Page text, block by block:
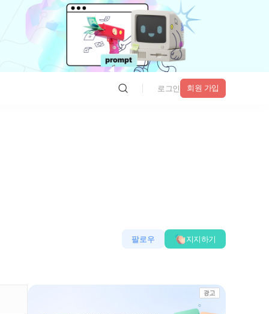
로그인 회원 가입
팔로우 지지하기
광고